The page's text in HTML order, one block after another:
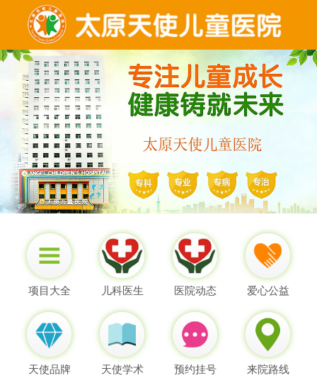
项目大全 儿科医生 医院动态 爱心公益
天使品牌 天使学术 预约挂号 来院路线